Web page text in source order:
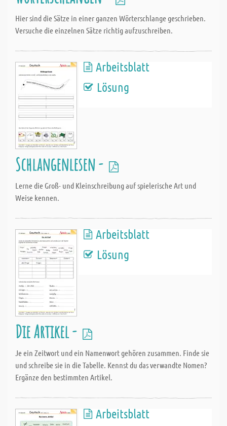
Hier sind die Sätze in einer ganzen Wörterschlange geschrieben.
Versuche die einzelnen Sätze richtig aufzuschreiben.
Arbeitsblatt
Lösung
Schlangenlesen -
Lerne die Groß- und Kleinschreibung auf spielerische Art und
Weise kennen.
Arbeitsblatt
Lösung
Die Artikel -
Je ein Zeitwort und ein Namenwort gehören zusammen. Finde sie
und schreibe sie in die Tabelle. Kennst du das verwandte Nomen?
Ergänze den bestimmten Artikel.
Arbeitsblatt